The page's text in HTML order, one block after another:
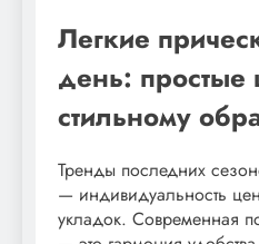
Легкие
день: простые
стильному
Тренды последних
— индивидуальность
укладок. Современная